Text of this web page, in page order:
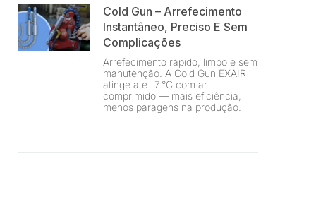
Cold Gun – Arrefecimento
Instantâneo, Preciso E Sem
Complicações
Arrefecimento rápido, limpo e sem
manutenção. A Cold Gun EXAIR
atinge até -7 °C com ar
comprimido — mais eficiência,
menos paragens na produção.